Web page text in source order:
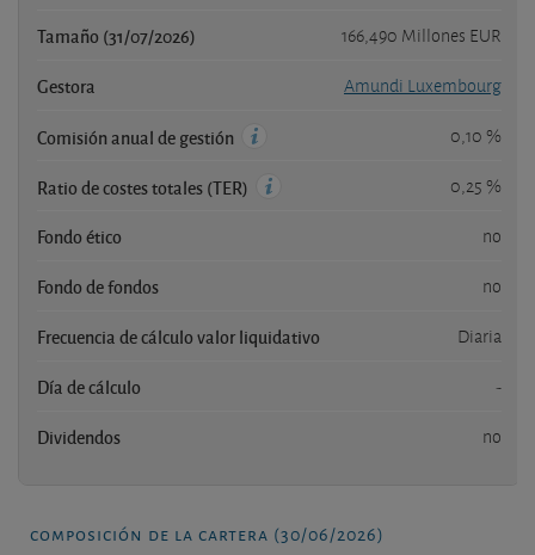
Tamaño (31/07/2026) 166,490 Millones EUR
Gestora Amundi Luxembourg
Comisión anual de gestión 0,10 %
Ratio de costes totales (TER) 0,25 %
Fondo ético no
Fondo de fondos no
Frecuencia de cálculo valor liquidativo Diaria
Día de cálculo -
Dividendos no
composición de la cartera (30/06/2026)